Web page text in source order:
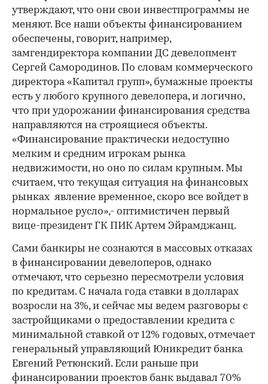
утверждают, что они свои инвестпрограммы не
меняют. Все наши объекты финансированием
обеспечены, говорит, например,
замгендиректора компании ДС девелопмент
Сергей Самородинов. По словам коммерческого
директора «Капитал групп», бумажные проекты
есть у любого крупного девелопера, и логично,
что при удорожании финансирования средства
направляются на строящиеся объекты.
«Финансирование практически недоступно
мелким и средним игрокам рынка
недвижимости, но оно по силам крупным. Мы
считаем, что текущая ситуация на финансовых
рынках явление временное, скоро все войдет в
нормальное русло»,- оптимистичен первый
вице-президент ГК ПИК Артем Эйрамджанц.
Сами банкиры не сознаются в массовых отказах
в финансировании девелоперов, однако
отмечают, что серьезно пересмотрели условия
по кредитам. С начала года ставки в долларах
возросли на 3%, и сейчас мы ведем разговоры с
застройщиками о предоставлении кредита с
минимальной ставкой от 12% годовых, отмечает
генеральный управляющий Юникредит банка
Евгений Ретюнский. Если раньше при
финансировании проектов банк выдавал 70%